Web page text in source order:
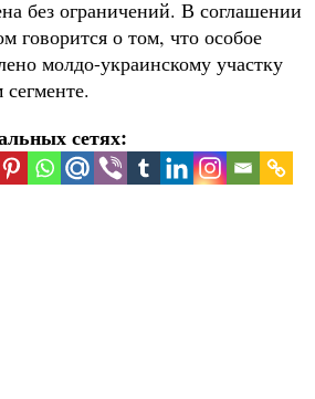
без ограничений. В соглашении
говорится о том, что особое
молдо-украинскому участку
сетях: